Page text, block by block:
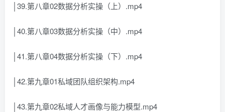
│39.第八章02数据分析实操（上）.mp4
│40.第八章03数据分析实操（中）.mp4
│41.第八章04数据分析实操（下）.mp4
│42.第九章01私域团队组织架构.mp4
│43.第九章02私域人才画像与能力模型.mp4